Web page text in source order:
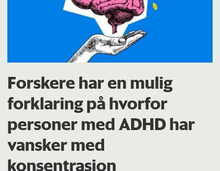
Forskere har en mulig
forklaring på hvorfor
personer med ADHD har
vansker med
konsentrasjon